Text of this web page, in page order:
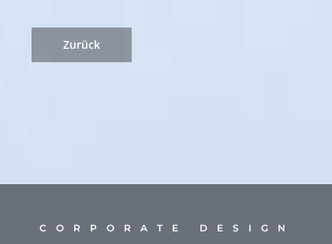
Zurück
CORPORATE DESIGN